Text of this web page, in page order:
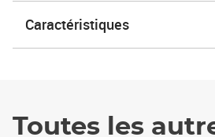
Caractéristiques
Toutes les